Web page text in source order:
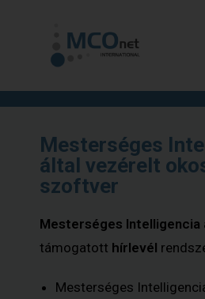
Mesterséges
által vezérelt
szoftver
Mesterséges Intelligencia
támogatott hírlevél
Mesterséges